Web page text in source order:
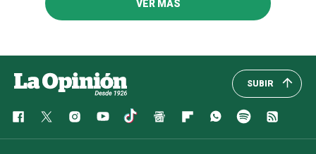
VER MÁS
SUBIR